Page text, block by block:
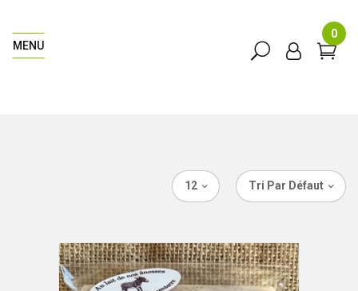
MENU
0
Tri Par Défaut
12